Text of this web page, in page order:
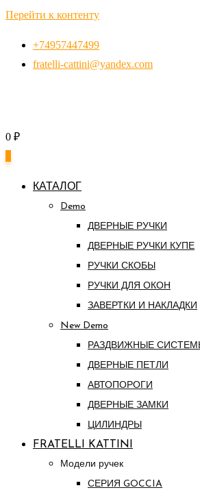
Перейти к контенту
+74957447499
fratelli-cattini@yandex.com
0 ₽
КАТАЛОГ
Demo
ДВЕРНЫЕ РУЧКИ
ДВЕРНЫЕ РУЧКИ КУПЕ
РУЧКИ СКОБЫ
РУЧКИ ДЛЯ ОКОН
ЗАВЕРТКИ И НАКЛАДКИ
New Demo
РАЗДВИЖНЫЕ
ДВЕРНЫЕ ПЕТЛИ
АВТОПОРОГИ
ДВЕРНЫЕ ЗАМКИ
ЦИЛИНДРЫ
FRATELLI KATTINI
Модели ручек
СЕРИЯ GOCCIA